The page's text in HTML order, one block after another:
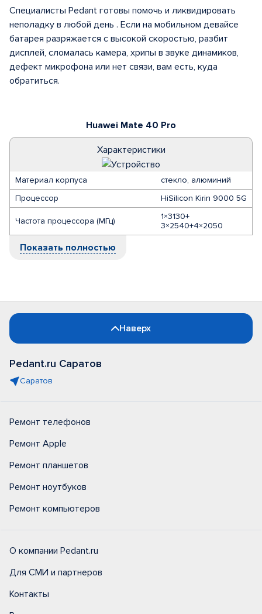
Huawei Mate 40 Pro
Характеристики
Материал корпуса
стекло, алюминий
Процессор
HiSilicon Kirin 9000 5G
Частота процессора (МГц)
1×3130+
3×2540+4×2050
Показать полностью
Специалисты Pedant готовы помочь и ликвидировать
неполадку в любой день . Если на мобильном девайсе
батарея разряжается с высокой скоростью, разбит
дисплей, сломалась камера, хрипы в звуке динамиков,
дефект микрофона или нет связи, вам есть, куда
обратиться.
Наверх
Pedant.ru Саратов
Саратов
Ремонт телефонов
Ремонт Apple
Ремонт планшетов
Ремонт ноутбуков
Ремонт компьютеров
О компании Pedant.ru
Для СМИ и партнеров
Контакты